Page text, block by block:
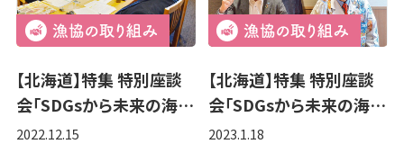
【北海道】特集 特別座談
会「SDGsから未来の海…
2022.12.15
【北海道】特集 特別座談
会「SDGsから未来の海…
2023.1.18